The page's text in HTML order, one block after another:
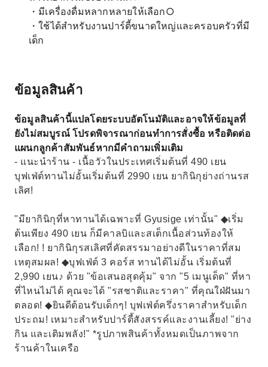
・มีเครื่องดื่มหลากหลายให้เลือก○
・ใช้ได้สำหรับงานปาร์ตี้ขนาดใหญ่และครอบครัวที่มี
เด็ก
ข้อมูลสินค้า
ข้อมูลสินค้านี้แปลโดยระบบอัตโนมัติและอาจให้ข้อมูลที่
ยังไม่สมบูรณ์ โปรดพิจารณาก่อนทำการสั่งซื้อ หรือติดต่อ
แผนกลูกค้าสัมพันธ์หากมีคำถามเพิ่มเติม
- แนะนำร้าน - เนื้อวัวในประเทศเริ่มต้นที่ 490 เยน
บุฟเฟ่ต์ทานไม่อั้นเริ่มต้นที่ 2990 เยน ยากินิกุย่างถ่านรส
เลิศ!
"มียากินิกุที่หาทานได้เฉพาะที่ Gyusige เท่านั้น" ◆เริ่ม
ต้นเพียง 490 เยน ก็มีคาลบิและสเต็กเนื้อส่วนท้องให้
เลือก! ! ยากินิกุรสเลิศที่คัดสรรมาอย่างดีในราคาที่สม
เหตุสมผล! ◆บุฟเฟ่ต์ 3 คอร์ส ทานได้ไม่อั้น เริ่มต้นที่
2,990 เยน♪ ด้วย "ข้อเสนอสุดคุ้ม" จาก "5 เมนูเด็ด" ที่หา
ที่ไหนไม่ได้ คุณจะได้ "รสชาติและราคา" ที่คุณใฝ่ฝันมา
ตลอด! ◆ยินดีต้อนรับเด็กๆ! บุฟเฟ่ต์ครึ่งราคาสำหรับเด็ก
ประถม! เหมาะสำหรับปาร์ตี้สังสรรค์และงานเลี้ยง! "ย่าง
กิน และเติมพลัง!" *รูปภาพสินค้าทั้งหมดเป็นภาพจาก
ร้านค้าในเครือ